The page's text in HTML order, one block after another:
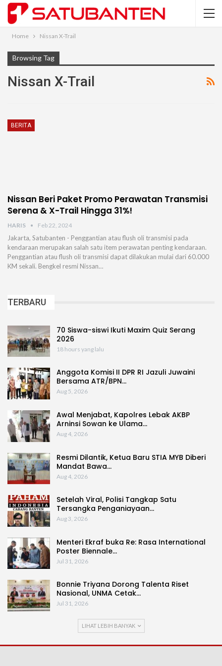
Home Nissan X-Trail
Browsing Tag
Nissan X-Trail
BERITA
Nissan Beri Paket Promo Perawatan Transmisi
Serena & X-Trail Hingga 31%!
HARIS Feb 22, 2024
Jakarta, Satubanten - Penggantian atau flush oli transmisi pada
kendaraan merupakan salah satu item perawatan penting kendaraan.
Penggantian atau flush oli transmisi dapat dilakukan mulai dari 60.000
KM sekali. Bengkel resmi Nissan…
TERBARU
70 Siswa-siswi Ikuti Maxim Quiz Serang
2026
18 hours yang lalu
Anggota Komisi II DPR RI Jazuli Juwaini
Bersama ATR/BPN…
Aug 5, 2026
Awal Menjabat, Kapolres Lebak AKBP
Arninsi Sowan ke Ulama…
Aug 4, 2026
Resmi Dilantik, Ketua Baru STIA MYB Diberi
Mandat Bawa…
Aug 4, 2026
Setelah Viral, Polisi Tangkap Satu
Tersangka Penganiayaan…
Aug 3, 2026
Menteri Ekraf buka Re: Rasa International
Poster Biennale…
Jul 31, 2026
Bonnie Triyana Dorong Talenta Riset
Nasional, UNMA Cetak…
Jul 31, 2026
LIHAT LEBIH BANYAK